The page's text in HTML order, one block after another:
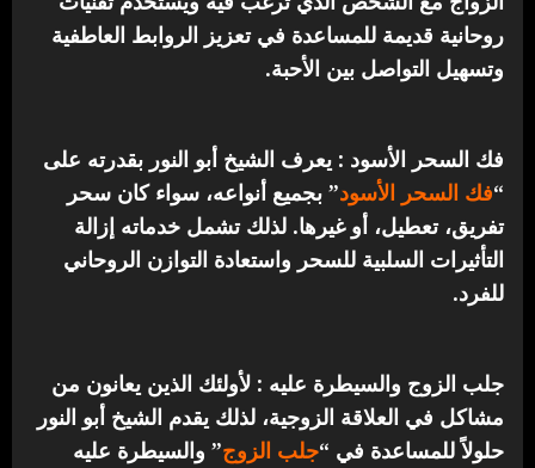
روحانية قديمة للمساعدة في تعزيز الروابط العاطفية
وتسهيل التواصل بين الأحبة.
فك السحر الأسود : يعرف الشيخ أبو النور بقدرته على
“فك السحر الأسود” بجميع أنواعه، سواء كان سحر
تفريق، تعطيل، أو غيرها. لذلك تشمل خدماته إزالة
التأثيرات السلبية للسحر واستعادة التوازن الروحاني
للفرد.
جلب الزوج والسيطرة عليه : لأولئك الذين يعانون من
مشاكل في العلاقة الزوجية، لذلك يقدم الشيخ أبو النور
حلولاً للمساعدة في “جلب الزوج” والسيطرة عليه